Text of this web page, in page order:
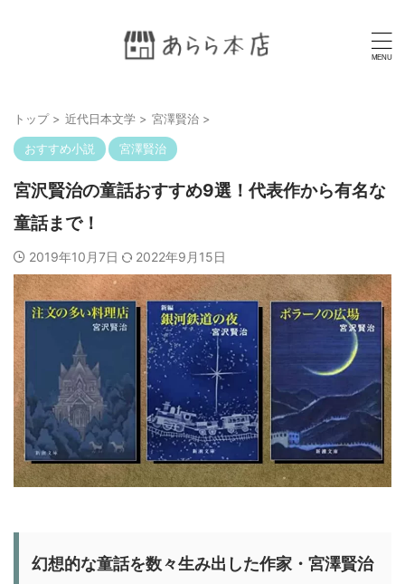
トップ > 近代日本文学 > 宮澤賢治 >
おすすめ小説 宮澤賢治
宮沢賢治の童話おすすめ9選！代表作から有名な
童話まで！
2019年10月7日 2022年9月15日
幻想的な童話を数々生み出した作家・宮澤賢治